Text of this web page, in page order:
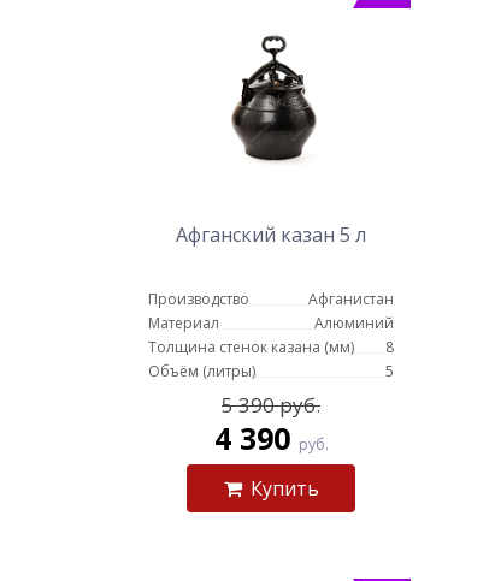
Афганский казан 5 л
Производство
Афганистан
Материал
Алюминий
Толщина стенок казана (мм)
8
Объём (литры)
5
5 390 руб.
4 390 руб.
Купить